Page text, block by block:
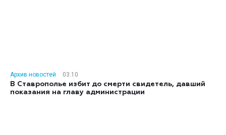
Архив новостей
03:10
В Ставрополье избит до смерти свидетель, давший
показания на главу администрации